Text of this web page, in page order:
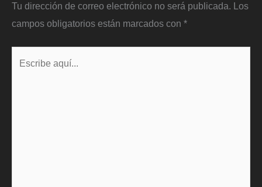
Tu dirección de correo electrónico no será publicada. Los
campos obligatorios están marcados con *